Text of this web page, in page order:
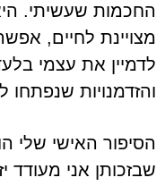
החכמות שעשיתי.
מצויינת לחיים,
לדמיין את עצמי
והזדמנויות
הסיפור האישי שלי
שבזכותן אני מעודד